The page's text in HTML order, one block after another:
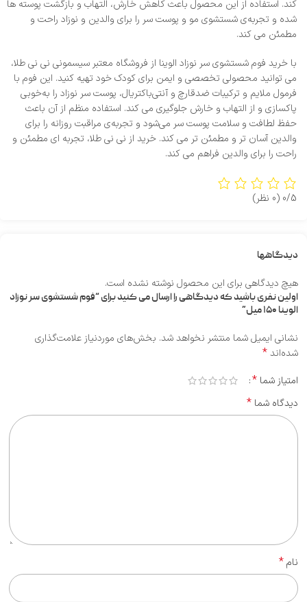
کند. استفاده از این محصول باعث کاهش خارش، التهاب و بازگشت پوسته‌ ها
شده و تجربه‌ی شستشوی مو و پوست سر را برای والدین و نوزاد راحت و
مطمئن می‌ کند.
با خرید فوم شستشوی سر نوزاد الوینا از فروشگاه معتبر سیسمونی نی‌ نی طلا،
می‌ توانید محصولی تخصصی و ایمن برای کودک خود تهیه کنید. این فوم با
فرمول ملایم و ترکیبات ضدقارچ و آنتی‌باکتریال، پوست سر نوزاد را به‌خوبی
پاکسازی و از التهاب و خارش جلوگیری می‌ کند. استفاده منظم از آن باعث
حفظ لطافت و سلامت پوست سر می‌شود و تجربه‌ی مراقبت روزانه را برای
والدین آسان‌ تر و مطمئن‌ تر می‌ کند. خرید از نی‌ نی طلا، تجربه‌ ای مطمئن و
راحت را برای والدین فراهم می‌ کند.
0/5 (0 نظر)
دیدگاهها
هیچ دیدگاهی برای این محصول نوشته نشده است.
اولین نفری باشید که دیدگاهی را ارسال می کنید برای “فوم شستشوی سر نوزاد
الوینا ۱۵۰ میل”
نشانی ایمیل شما منتشر نخواهد شد. بخش‌های موردنیاز علامت‌گذاری
شده‌اند*
امتیاز شما *
دیدگاه شما *
نام*